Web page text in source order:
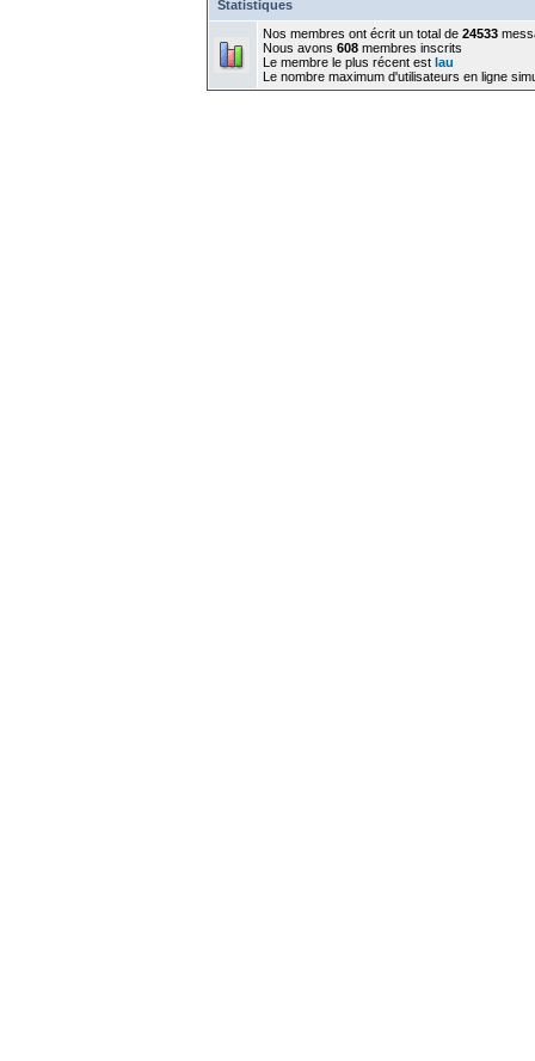
Statistiques
Nos membres ont écrit un total de 24533
Nous avons 608 membres inscrits
Le membre le plus récent est lau
Le nombre maximum d'utilisateurs en ligne